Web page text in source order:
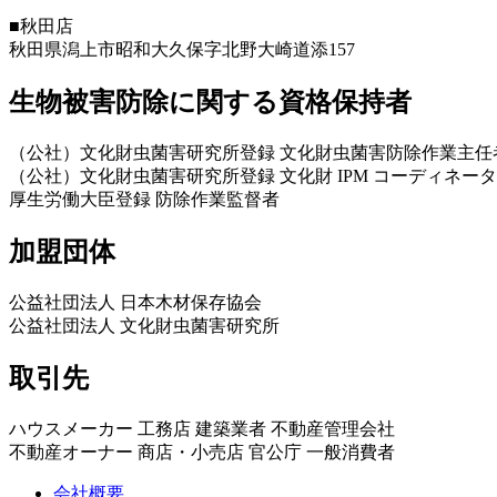
■秋田店
秋田県潟上市昭和大久保字北野大崎道添157
生物被害防除に関する資格保持者
（公社）文化財虫菌害研究所登録 文化財虫菌害防除作業主任
（公社）文化財虫菌害研究所登録 文化財 IPM コーディネータ
厚生労働大臣登録 防除作業監督者
加盟団体
公益社団法人 日本木材保存協会
公益社団法人 文化財虫菌害研究所
取引先
ハウスメーカー 工務店 建築業者 不動産管理会社
不動産オーナー 商店・小売店 官公庁 一般消費者
会社概要